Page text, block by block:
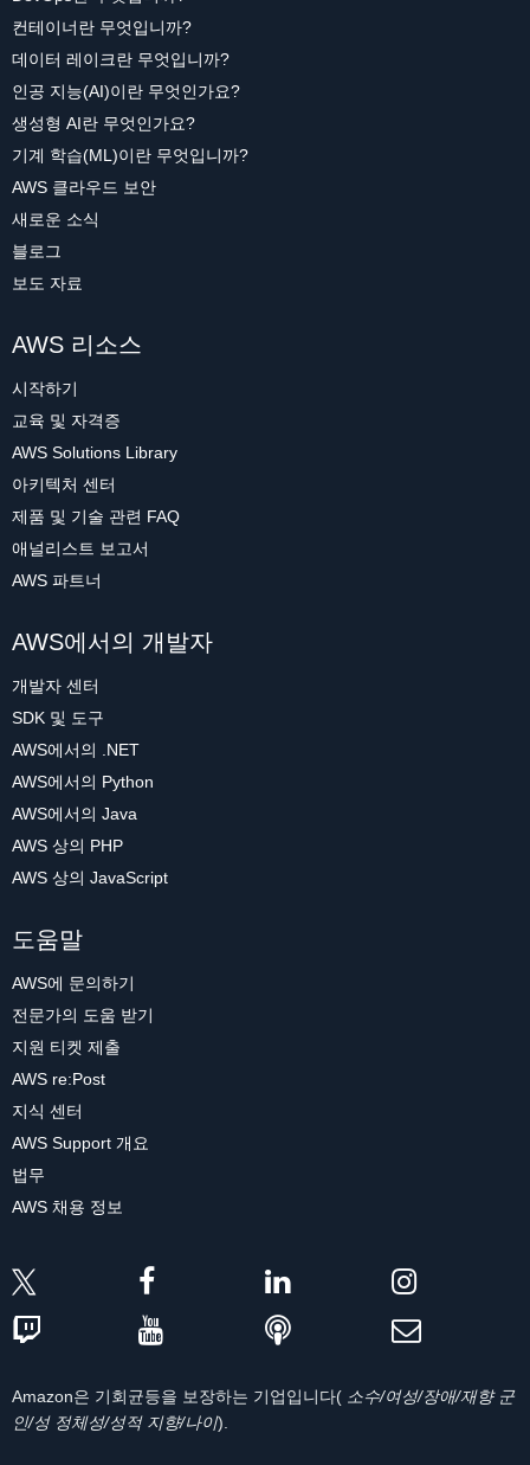
컨테이너란 무엇입니까?
데이터 레이크란 무엇입니까?
인공 지능(AI)이란 무엇인가요?
생성형 AI란 무엇인가요?
기계 학습(ML)이란 무엇입니까?
AWS 클라우드 보안
새로운 소식
블로그
보도 자료
AWS 리소스
시작하기
교육 및 자격증
AWS Solutions Library
아키텍처 센터
제품 및 기술 관련 FAQ
애널리스트 보고서
AWS 파트너
AWS에서의 개발자
개발자 센터
SDK 및 도구
AWS에서의 .NET
AWS에서의 Python
AWS에서의 Java
AWS 상의 PHP
AWS 상의 JavaScript
도움말
AWS에 문의하기
전문가의 도움 받기
지원 티켓 제출
AWS re:Post
지식 센터
AWS Support 개요
법무
AWS 채용 정보
Amazon은 기회균등을 보장하는 기업입니다( 소수/여성/장애/재향 군
인/성 정체성/성적 지향/나이).